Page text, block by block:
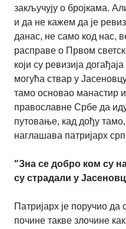
закључују о бројкама.
и да не кажем да је
данас, не само код нас,
расправе о Првом
који су ревизија
могућа ствар у
тамо основао манастир
православне Србе да
путовање, кад дођу
наглашава патријарх
"Зна се добро ком су
су страдали у
Патријарх је поручио да
почине такве злочине